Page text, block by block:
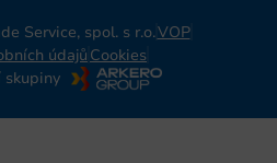
Service, spol. s r.o.VOP
údajů Cookies
skupiny